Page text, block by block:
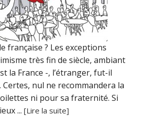
française ? Les exceptions
très fin de siècle, ambiant
la France -, l’étranger, fut-il
Certes, nul ne recommandera la
ni pour sa fraternité. Si
...[Lire la suite]